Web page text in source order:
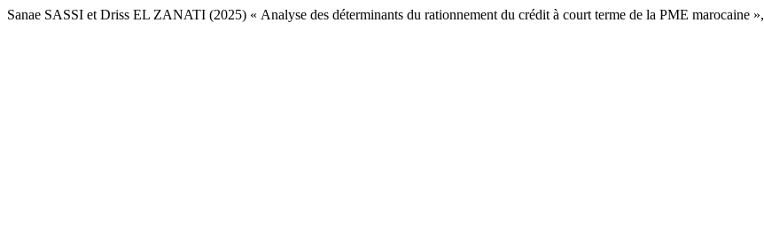
Sanae SASSI et Driss EL ZANATI (2025) « Analyse des déterminants du rationnement du crédit à court terme de la PME marocaine »,